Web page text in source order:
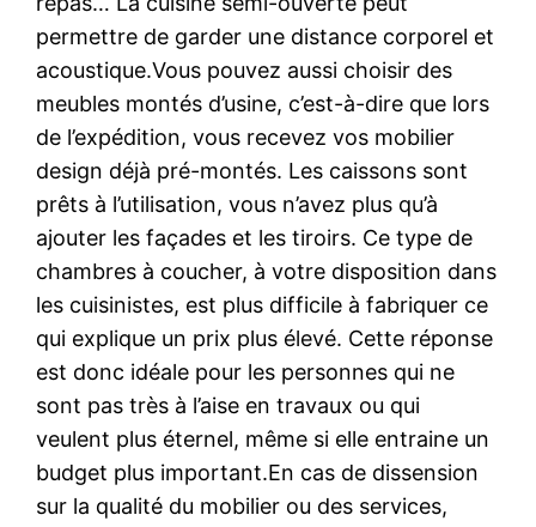
permettre de garder une distance corporel et
acoustique.Vous pouvez aussi choisir des
meubles montés d’usine, c’est-à-dire que lors
de l’expédition, vous recevez vos mobilier
design déjà pré-montés. Les caissons sont
prêts à l’utilisation, vous n’avez plus qu’à
ajouter les façades et les tiroirs. Ce type de
chambres à coucher, à votre disposition dans
les cuisinistes, est plus difficile à fabriquer ce
qui explique un prix plus élevé. Cette réponse
est donc idéale pour les personnes qui ne
sont pas très à l’aise en travaux ou qui
veulent plus éternel, même si elle entraine un
budget plus important.En cas de dissension
sur la qualité du mobilier ou des services,